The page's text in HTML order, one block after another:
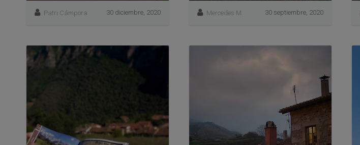
Patri Cámpora 30 diciembre, 2020 Mercedes M. 30 septiembre, 2020